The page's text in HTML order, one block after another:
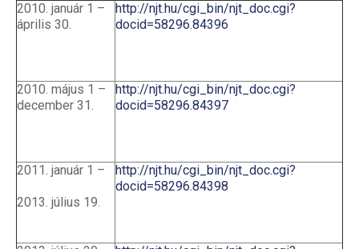
2010. január 1 –
április 30.
http://njt.hu/cgi_bin/njt_doc.cgi?
docid=58296.84396
2010. május 1 –
december 31.
http://njt.hu/cgi_bin/njt_doc.cgi?
docid=58296.84397
2011. január 1 –
2013. július 19.
http://njt.hu/cgi_bin/njt_doc.cgi?
docid=58296.84398